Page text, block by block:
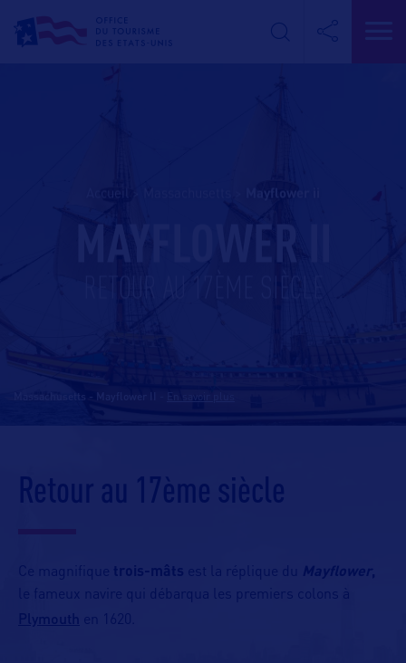
mayflower ii
MAYFLOWER II
Massachusetts - Mayflower II
Retour au 17ème siècle
Ce magnifique trois-mâts est la réplique du Mayflower,
le fameux navire qui débarqua les premiers colons à
Plymouth en 1620.